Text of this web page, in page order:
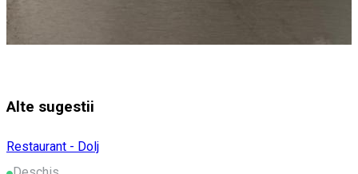
Alte sugestii
Restaurant - Dolj